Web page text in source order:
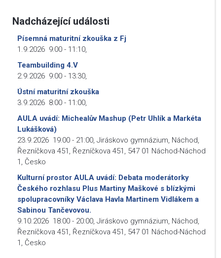
Nadcházející události
Písemná maturitní zkouška z Fj
1.9.2026 9:00 - 11:10,
Teambuilding 4.V
2.9.2026 9:00 - 13:30,
Ústní maturitní zkouška
3.9.2026 8:00 - 11:00,
AULA uvádí: Michealův Mashup (Petr Uhlík a Markéta
Lukášková)
23.9.2026 19:00 - 21:00, Jiráskovo gymnázium, Náchod,
Řezníčkova 451, Řezníčkova 451, 547 01 Náchod-Náchod
1, Česko
Kulturní prostor AULA uvádí: Debata moderátorky
Českého rozhlasu Plus Martiny Maškové s blízkými
spolupracovníky Václava Havla Martinem Vidlákem a
Sabinou Tančevovou.
9.10.2026 18:00 - 20:00, Jiráskovo gymnázium, Náchod,
Řezníčkova 451, Řezníčkova 451, 547 01 Náchod-Náchod
1, Česko